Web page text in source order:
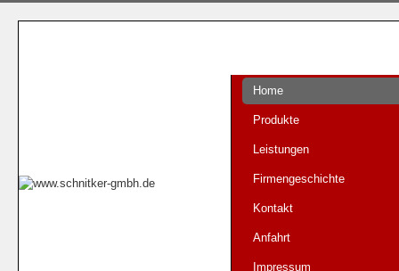
Home
Produkte
Leistungen
Firmengeschichte
Kontakt
Anfahrt
Impressum